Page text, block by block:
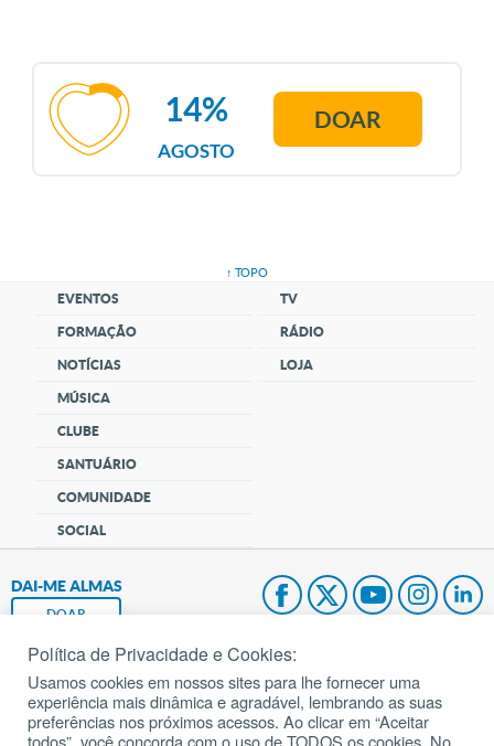
AGOSTO
14% DOAR
↑ TOPO
EVENTOS
FORMAÇÃO
NOTÍCIAS
MÚSICA
CLUBE
SANTUÁRIO
COMUNIDADE
SOCIAL
TV
RÁDIO
LOJA
DAI-ME ALMAS
DOAR
Fundação João Paulo II
Pedido de Oração
Política de Privacidade e Cookies:
Usamos cookies em nossos sites para lhe fornecer uma
experiência mais dinâmica e agradável, lembrando as suas
preferências nos próximos acessos. Ao clicar em “Aceitar
todos”, você concorda com o uso de TODOS os cookies. No